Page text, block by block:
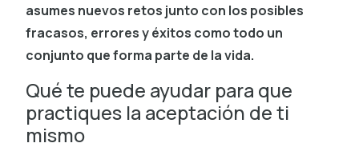
asumes nuevos retos junto con los posibles
fracasos, errores y éxitos como todo un
conjunto que forma parte de la vida.
Qué te puede ayudar para que
practiques la aceptación de ti
mismo